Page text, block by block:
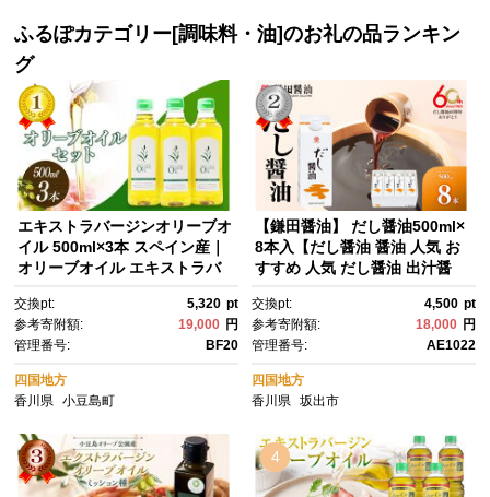
ふるぽカテゴリー[調味料・油]のお礼の品ランキン
グ
エキストラバージンオリーブオ
イル 500ml×3本 スペイン産｜
オリーブオイル エキストラバ
リーブ油 食用油 油 調味油 あぶ
ら 香川 香川県 小豆島 土産 お
土産 お取り寄せ
交換pt: 5,320 pt
参考寄附額:
19,000 円
管理番号:
BF20
四国地方
香川県
小豆島町
【鎌田醤油】 だし醤油500ml×
8本入【だし醤油 醤油 人気 お
すすめ 人気 だし醤油 出汁醤
交換pt: 4,500 pt
参考寄附額:
18,000 円
管理番号:
AE1022
四国地方
香川県 坂出市
4